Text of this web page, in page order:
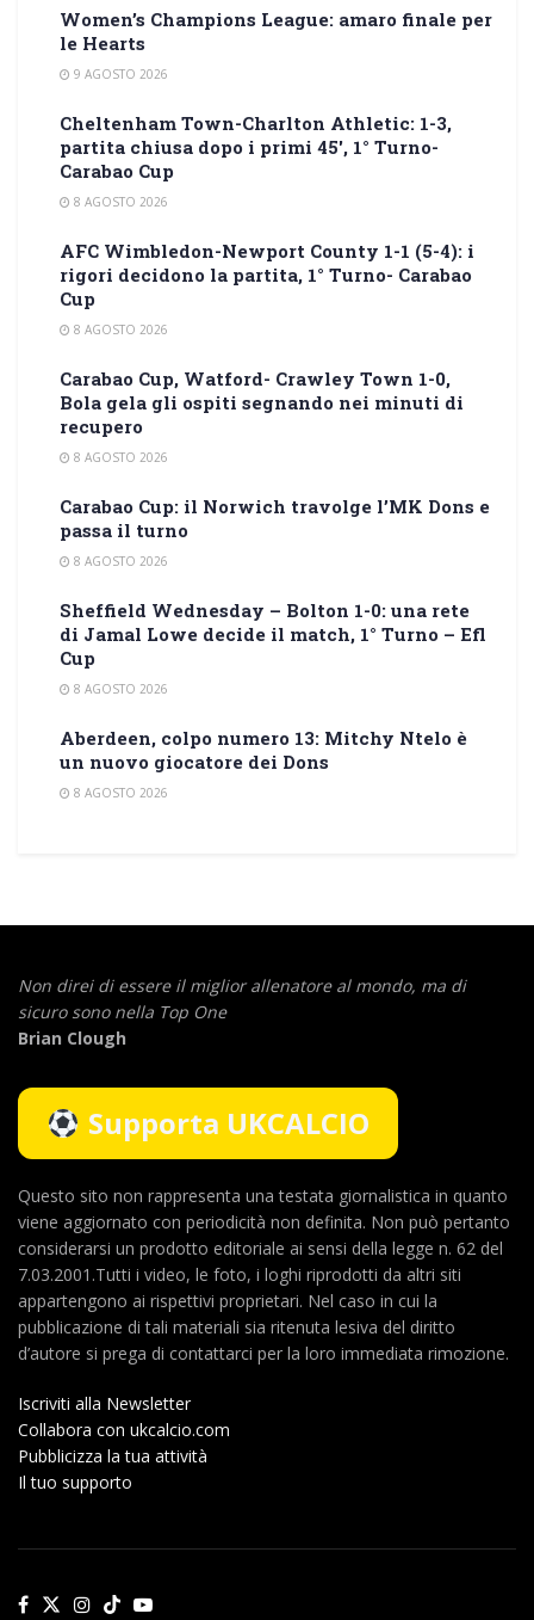
Women’s Champions League: amaro finale per
le Hearts
9 AGOSTO 2026
Cheltenham Town-Charlton Athletic: 1-3,
partita chiusa dopo i primi 45′, 1° Turno-
Carabao Cup
8 AGOSTO 2026
AFC Wimbledon-Newport County 1-1 (5-4): i
rigori decidono la partita, 1° Turno- Carabao
Cup
8 AGOSTO 2026
Carabao Cup, Watford- Crawley Town 1-0,
Bola gela gli ospiti segnando nei minuti di
recupero
8 AGOSTO 2026
Carabao Cup: il Norwich travolge l’MK Dons e
passa il turno
8 AGOSTO 2026
Sheffield Wednesday – Bolton 1-0: una rete
di Jamal Lowe decide il match, 1° Turno – Efl
Cup
8 AGOSTO 2026
Aberdeen, colpo numero 13: Mitchy Ntelo è
un nuovo giocatore dei Dons
8 AGOSTO 2026
Non direi di essere il miglior allenatore al mondo, ma di
sicuro sono nella Top One
Brian Clough
Supporta UKCALCIO
Questo sito non rappresenta una testata giornalistica in quanto
viene aggiornato con periodicità non definita. Non può pertanto
considerarsi un prodotto editoriale ai sensi della legge n. 62 del
7.03.2001.Tutti i video, le foto, i loghi riprodotti da altri siti
appartengono ai rispettivi proprietari. Nel caso in cui la
pubblicazione di tali materiali sia ritenuta lesiva del diritto
d’autore si prega di contattarci per la loro immediata rimozione.
Iscriviti alla Newsletter
Collabora con ukcalcio.com
Pubblicizza la tua attività
Il tuo supporto